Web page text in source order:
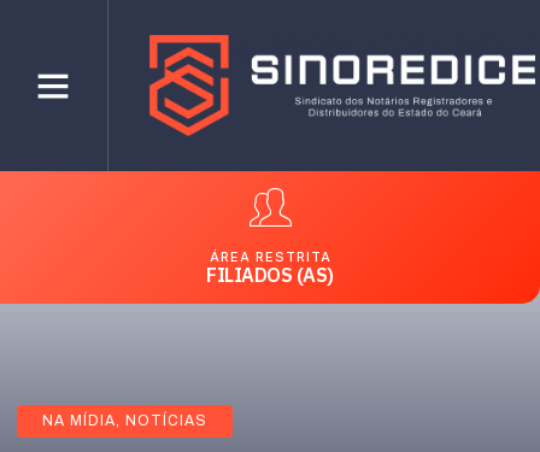
ÁREA RESTRITA
FILIADOS (AS)
NA MÍDIA, NOTÍCIAS